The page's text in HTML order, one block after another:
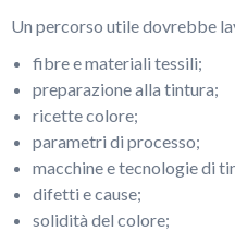
Un percorso utile dovrebbe
fibre e materiali tessili;
preparazione alla tintura;
ricette colore;
parametri di processo;
macchine e tecnologie di
difetti e cause;
solidità del colore;